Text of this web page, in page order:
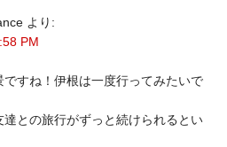
より:
PM
すね！伊根は一度行ってみたいで
との旅行がずっと続けられるとい